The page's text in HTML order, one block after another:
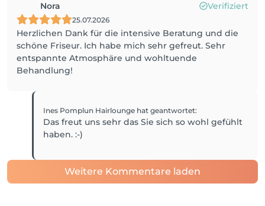
Nora Verifiziert
25.07.2026
Herzlichen Dank für die intensive Beratung und die
schöne Friseur. Ich habe mich sehr gefreut. Sehr
entspannte Atmosphäre und wohltuende
Behandlung!
Ines Pomplun Hairlounge hat geantwortet:
Das freut uns sehr das Sie sich so wohl gefühlt
haben. :-)
Weitere Kommentare laden